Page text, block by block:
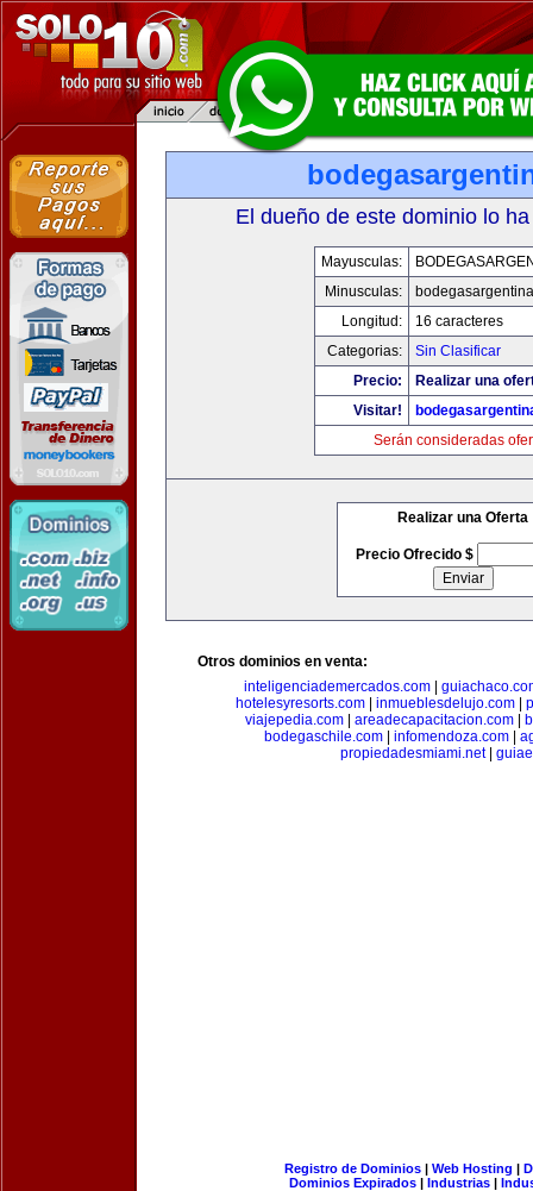
El dueño de este dominio lo
Mayusculas:
Minusculas:
Longitud:
16 caracteres
Categorias:
Sin Clasificar
Precio:
Realizar una
Visitar!
Serán consideradas
Realizar una Oferta
Precio Ofrecido $
Otros dominios en venta:
inteligenciademercados.com
hotelesyresorts.com
inmueblesdelujo.com
viajepedia.com| areadecapacitacion.com|
bodegaschile.com| infomendoza.com|
propiedadesmiami.net|
Registro de Dominios| Web Hosting |
Dominios Expirados | Industrias |